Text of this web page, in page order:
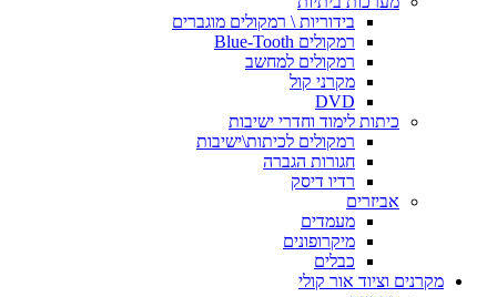
בידוריות \ רמקולים מוגברים
רמקולים Blue-Tooth
רמקולים למחשב
מקרני קול
DVD
כיתות לימוד וחדרי ישיבות
רמקולים לכיתות\ישיבות
חגורות הגברה
רדיו דיסק
אביזרים
מעמדים
מיקרופונים
כבלים
מקרנים וציוד אור קולי